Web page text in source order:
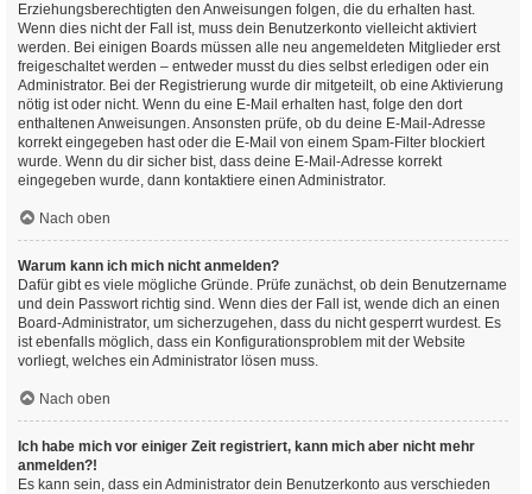
Erziehungsberechtigten den Anweisungen folgen, die du erhalten hast.
Wenn dies nicht der Fall ist, muss dein Benutzerkonto vielleicht aktiviert
werden. Bei einigen Boards müssen alle neu angemeldeten Mitglieder erst
freigeschaltet werden – entweder musst du dies selbst erledigen oder ein
Administrator. Bei der Registrierung wurde dir mitgeteilt, ob eine Aktivierung
nötig ist oder nicht. Wenn du eine E-Mail erhalten hast, folge den dort
enthaltenen Anweisungen. Ansonsten prüfe, ob du deine E-Mail-Adresse
korrekt eingegeben hast oder die E-Mail von einem Spam-Filter blockiert
wurde. Wenn du dir sicher bist, dass deine E-Mail-Adresse korrekt
eingegeben wurde, dann kontaktiere einen Administrator.
Nach oben
Warum kann ich mich nicht anmelden?
Dafür gibt es viele mögliche Gründe. Prüfe zunächst, ob dein Benutzername
und dein Passwort richtig sind. Wenn dies der Fall ist, wende dich an einen
Board-Administrator, um sicherzugehen, dass du nicht gesperrt wurdest. Es
ist ebenfalls möglich, dass ein Konfigurationsproblem mit der Website
vorliegt, welches ein Administrator lösen muss.
Nach oben
Ich habe mich vor einiger Zeit registriert, kann mich aber nicht mehr
anmelden?!
Es kann sein, dass ein Administrator dein Benutzerkonto aus verschieden